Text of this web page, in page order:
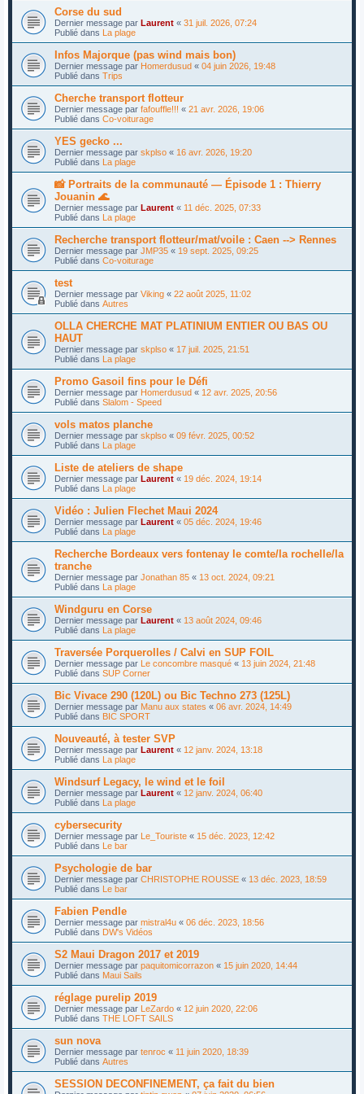
Corse du sud
Dernier message par Laurent « 31 juil. 2026, 07:24
Publié dans La plage
Infos Majorque (pas wind mais bon)
Dernier message par Homerdusud « 04 juin 2026, 19:48
Publié dans Trips
Cherche transport flotteur
Dernier message par fafouffle!!! « 21 avr. 2026, 19:06
Publié dans Co-voiturage
YES gecko ...
Dernier message par skplso « 16 avr. 2026, 19:20
Publié dans La plage
📸 Portraits de la communauté — Épisode 1 : Thierry
Jouanin 🌊
Dernier message par Laurent « 11 déc. 2025, 07:33
Publié dans La plage
Recherche transport flotteur/mat/voile : Caen --> Rennes
Dernier message par JMP35 « 19 sept. 2025, 09:25
Publié dans Co-voiturage
test
Dernier message par Viking « 22 août 2025, 11:02
Publié dans Autres
OLLA CHERCHE MAT PLATINIUM ENTIER OU BAS OU
HAUT
Dernier message par skplso « 17 juil. 2025, 21:51
Publié dans La plage
Promo Gasoil fins pour le Défi
Dernier message par Homerdusud « 12 avr. 2025, 20:56
Publié dans Slalom - Speed
vols matos planche
Dernier message par skplso « 09 févr. 2025, 00:52
Publié dans La plage
Liste de ateliers de shape
Dernier message par Laurent « 19 déc. 2024, 19:14
Publié dans La plage
Vidéo : Julien Flechet Maui 2024
Dernier message par Laurent « 05 déc. 2024, 19:46
Publié dans La plage
Recherche Bordeaux vers fontenay le comte/la rochelle/la
tranche
Dernier message par Jonathan 85 « 13 oct. 2024, 09:21
Publié dans La plage
Windguru en Corse
Dernier message par Laurent « 13 août 2024, 09:46
Publié dans La plage
Traversée Porquerolles / Calvi en SUP FOIL
Dernier message par Le concombre masqué « 13 juin 2024, 21:48
Publié dans SUP Corner
Bic Vivace 290 (120L) ou Bic Techno 273 (125L)
Dernier message par Manu aux states « 06 avr. 2024, 14:49
Publié dans BIC SPORT
Nouveauté, à tester SVP
Dernier message par Laurent « 12 janv. 2024, 13:18
Publié dans La plage
Windsurf Legacy, le wind et le foil
Dernier message par Laurent « 12 janv. 2024, 06:40
Publié dans La plage
cybersecurity
Dernier message par Le_Touriste « 15 déc. 2023, 12:42
Publié dans Le bar
Psychologie de bar
Dernier message par CHRISTOPHE ROUSSE « 13 déc. 2023, 18:59
Publié dans Le bar
Fabien Pendle
Dernier message par mistral4u « 06 déc. 2023, 18:56
Publié dans DW's Vidéos
S2 Maui Dragon 2017 et 2019
Dernier message par paquitomicorrazon « 15 juin 2020, 14:44
Publié dans Maui Sails
réglage purelip 2019
Dernier message par LeZardo « 12 juin 2020, 22:06
Publié dans THE LOFT SAILS
sun nova
Dernier message par tenroc « 11 juin 2020, 18:39
Publié dans Autres
SESSION DECONFINEMENT, ça fait du bien